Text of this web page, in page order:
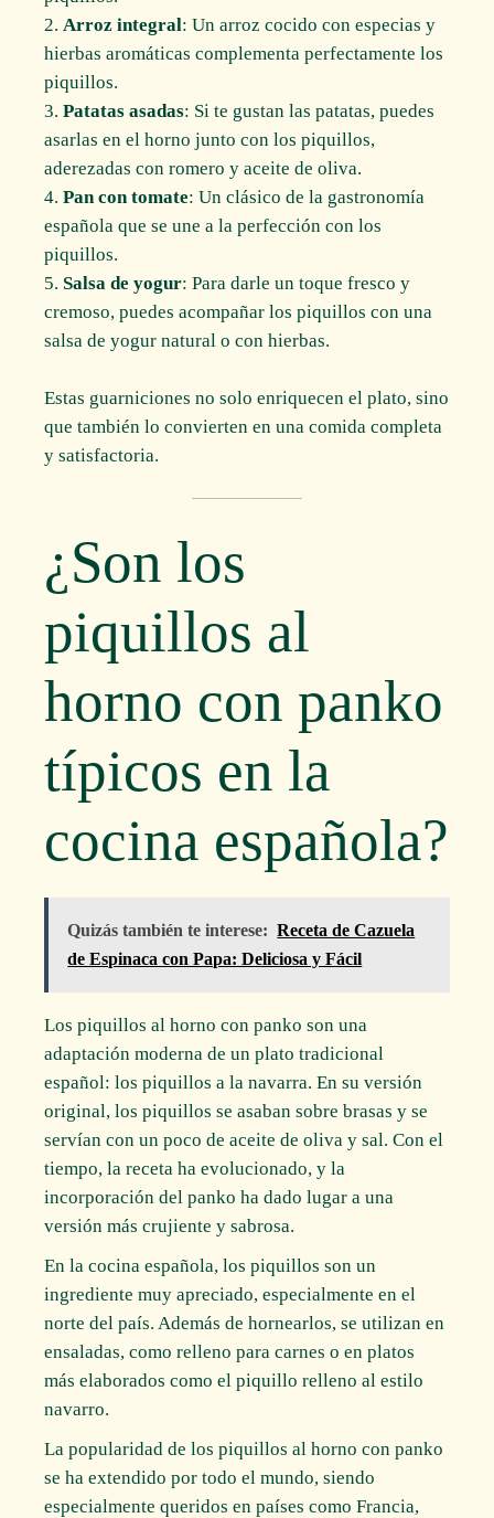
Arroz integral: Un arroz cocido con especias y
hierbas aromáticas complementa perfectamente los
piquillos.
Patatas asadas: Si te gustan las patatas, puedes
asarlas en el horno junto con los piquillos,
aderezadas con romero y aceite de oliva.
Pan con tomate: Un clásico de la gastronomía
española que se une a la perfección con los
piquillos.
Salsa de yogur: Para darle un toque fresco y
cremoso, puedes acompañar los piquillos con una
salsa de yogur natural o con hierbas.
Estas guarniciones no solo enriquecen el plato, sino
que también lo convierten en una comida completa
y satisfactoria.
¿Son los
piquillos al
horno con panko
típicos en la
cocina española?
Quizás también te interese: Receta de Cazuela
de Espinaca con Papa: Deliciosa y Fácil
Los piquillos al horno con panko son una
adaptación moderna de un plato tradicional
español: los piquillos a la navarra. En su versión
original, los piquillos se asaban sobre brasas y se
servían con un poco de aceite de oliva y sal. Con el
tiempo, la receta ha evolucionado, y la
incorporación del panko ha dado lugar a una
versión más crujiente y sabrosa.
En la cocina española, los piquillos son un
ingrediente muy apreciado, especialmente en el
norte del país. Además de hornearlos, se utilizan en
ensaladas, como relleno para carnes o en platos
más elaborados como el piquillo relleno al estilo
navarro.
La popularidad de los piquillos al horno con panko
se ha extendido por todo el mundo, siendo
especialmente queridos en países como Francia,